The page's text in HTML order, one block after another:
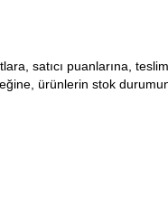
satıcı puanlarına,
ürünlerin stok